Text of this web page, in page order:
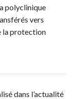
polyclinique
vers
la protection
dans l’actualité